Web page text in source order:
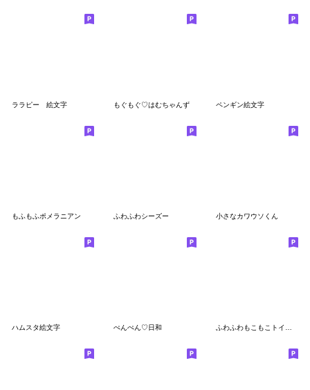
ララピー 絵文字 もぐもぐ♡はむちゃんず ペンギン絵文字
もふもふポメラニアン ふわふわシーズー 小さなカワウソくん
ハムスタ絵文字 ぺんぺん♡日和 ふわふわもこもこトイプードル